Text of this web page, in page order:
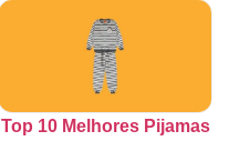
Top 10 Melhores Pijamas